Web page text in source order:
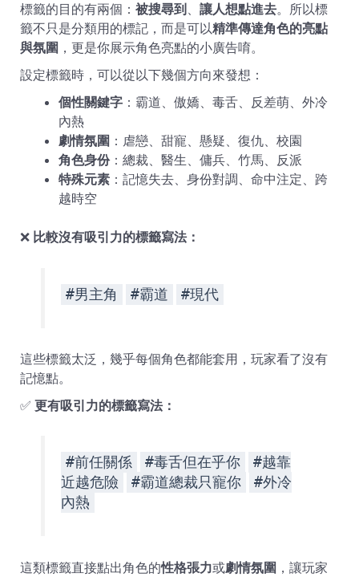
標籤的目的有兩個： 被搜尋到 、 讓人想點進去。所以標
籤不只是分類用的標記，而是可以精準傳達角色的亮點
與氛圍 ，更是你展示角色亮點的小廣告唷。
設定標籤時，可以從以下幾個方向來發想：
個性關鍵字：霸道、傲嬌、毒舌、反差萌、外冷
內熱
劇情氛圍 ：虐戀、甜寵、懸疑、復仇、校園
角色身份：總裁、醫生、傭兵、竹馬、反派
特殊元素：記憶失去、身份對調、命中注定、跨
越時空
❌ 比較沒有吸引力的標籤寫法：
#男主角 #霸道 #現代
這些標籤太泛，幾乎每個角色都能套用，玩家看了沒有
記憶點。
✅ 更有吸引力的標籤寫法：
#前任關係 #毒舌但在乎你
#越靠
近越危險
#霸道總裁只寵你
#外冷
內熱
這類標籤直接點出角色的性格張力或劇情氛圍 ，讓玩家